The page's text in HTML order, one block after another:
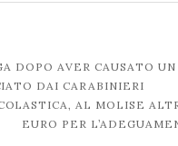
DOPO AVER CAUSATO
DAI CARABINIERI
AL MOLISE
EURO PER